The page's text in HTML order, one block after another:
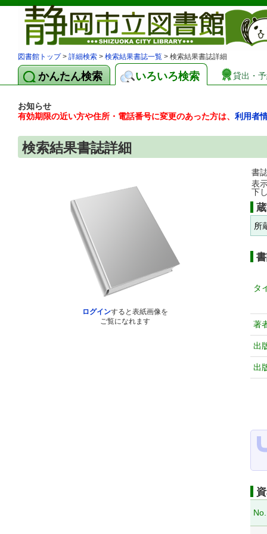
図書館トップ> 詳細検索 > 検索結果書誌一覧 > 検索結果書誌詳細
かんたん検索 いろいろ検索 貸出・
お知らせ
有効期限の近い方や住所・電話番号に変更のあった方は、 利用者
検索結果書誌詳細
ログインすると表紙画像を
ご覧になれます
書
表
下
所
タ
著
出
出
No.